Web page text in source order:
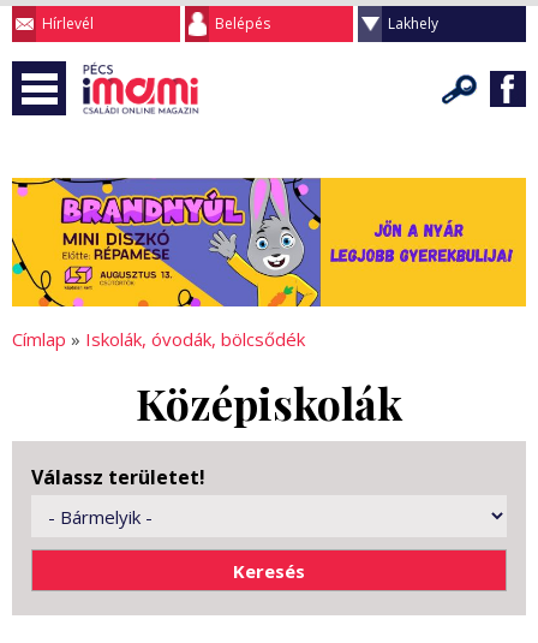
Hírlevél Belépés Lakhely
Címlap » Iskolák, óvodák, bölcsődék
Középiskolák
Válassz területet!